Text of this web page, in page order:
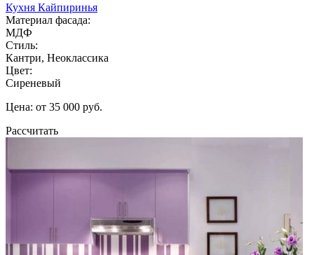
Кухня Кайпиринья
Материал фасада:
МДФ
Стиль:
Кантри, Неоклассика
Цвет:
Сиреневый
Цена: от 35 000 руб.
Рассчитать